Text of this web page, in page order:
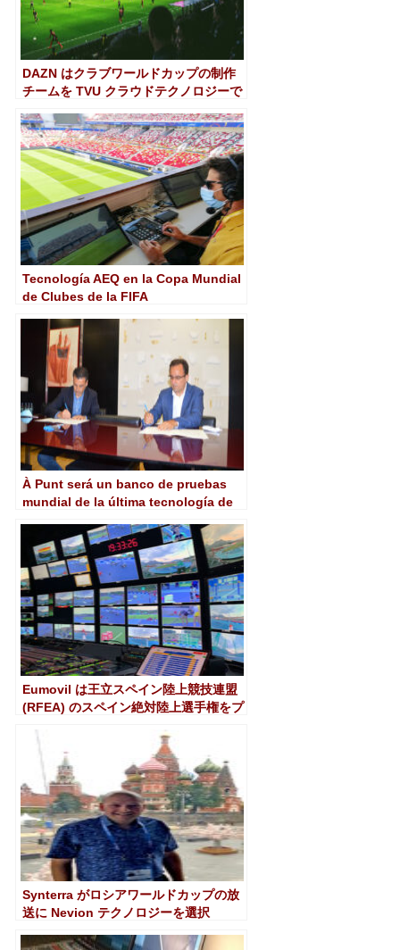
DAZN はクラブワールドカップの制作
チームを TVU クラウドテクノロジーで
Tecnología AEQ en la Copa Mundial
de Clubes de la FIFA
À Punt será un banco de pruebas
mundial de la última tecnología de
Eumovil は王立スペイン陸上競技連盟
(RFEA) のスペイン絶対陸上選手権をプ
Synterra がロシアワールドカップの放
送に Nevion テクノロジーを選択